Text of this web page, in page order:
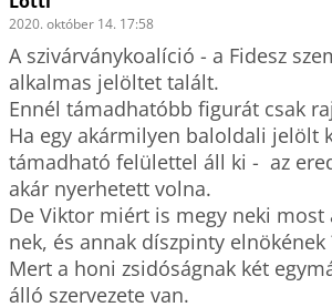
2020. október 14. 17:58
A szivárványkoalíció - a Fidesz
alkalmas jelöltet talált.
Ennél támadhatóbb figurát csak
Ha egy akármilyen baloldali jelölt
támadható felülettel áll ki -  az
akár nyerhetett volna.
De Viktor miért is megy neki most
nek, és annak díszpinty elnökének
Mert a honi zsidóságnak két
álló szervezete van.